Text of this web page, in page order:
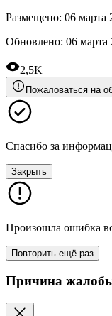
Размещено: 06 марта
Обновлено: 06 марта
2,5K
Пожаловаться на
Спасибо за
Закрыть
Произошла ошибка
Повторить ещё раз
Причина